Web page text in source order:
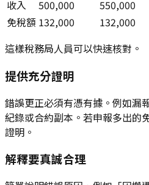
收入
500,000
550,000
免稅額 132,000
132,000
這樣稅務局人員可以快速核對。
提供充分證明
錯誤更正必須有憑有據。例如漏
紀錄或合約副本。若申報多出的
證明。
解釋要真誠合理